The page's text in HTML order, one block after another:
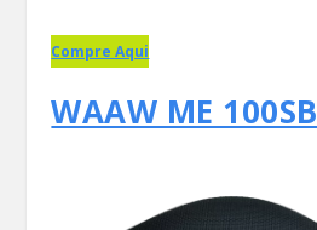
Compre Aqui
WAAW ME 100SB